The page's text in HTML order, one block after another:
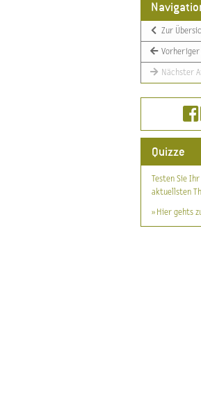
Zur
Vorheriger
Nächster
Quizze
Testen Sie Ihr
aktuellsten
» Hier gehts